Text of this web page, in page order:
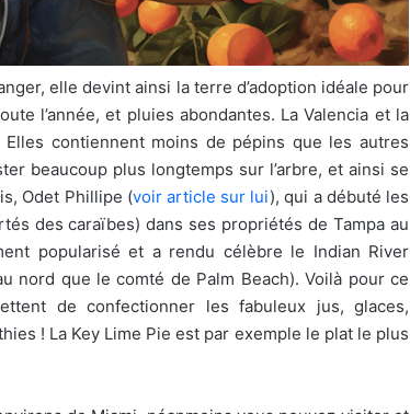
elle devint ainsi la terre d’adoption idéale pour
l’année, et pluies abondantes. La Valencia et la
contiennent moins de pépins que les autres
beaucoup plus longtemps sur l’arbre, et ainsi se
Odet Phillipe (voir article sur lui), qui a débuté les
des caraïbes) dans ses propriétés de Tampa au
popularisé et a rendu célèbre le Indian River
nord que le comté de Palm Beach). Voilà pour ce
de confectionner les fabuleux jus, glaces,
! La Key Lime Pie est par exemple le plat le plus